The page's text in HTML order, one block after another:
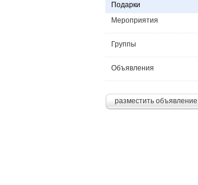
Подарки
Мероприятия
Группы
Объявления
разместить объявление